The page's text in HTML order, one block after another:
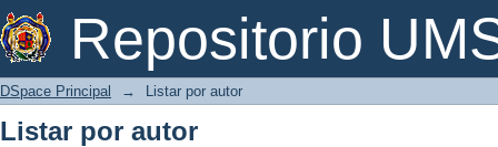
Repositorio
Listar por autor
DSpace Principal → Listar por autor
Listar por autor